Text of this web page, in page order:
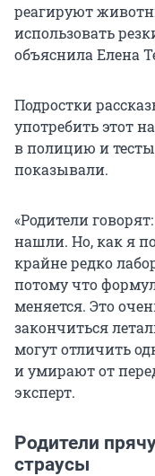
реагируют
использовать
объяснила Елена
Подростки
употребить этот
в полицию и
показывали.
«Родители
нашли. Но, как я
крайне редко
потому что
меняется. Это
закончиться
могут отличить
и умирают от
эксперт.
Родители
страусы